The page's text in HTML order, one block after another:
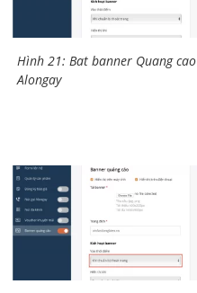
Hình 21: Bat banner Quang cao
Alongay